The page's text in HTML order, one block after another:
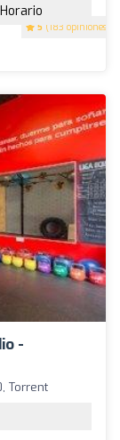
5 (183 opiniones)
-
Torrent